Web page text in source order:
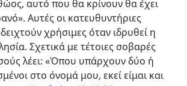
Αλλά όταν διαπιστώνουν ότι
αυτό που θα κρίνουν θα έχει
Αυτές οι κατευθυντήριες
χρήσιμες όταν ιδρυθεί η
Σχετικά με τέτοιες σοβαρές
λέει: «Όπου υπάρχουν δύο ή